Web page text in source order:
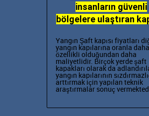
insanların güvenli
bölgelere ulaştıran
Yangın Şaft kapısı fiyatları
yangın kapılarına oranla daha
özellikli olduğundan daha
maliyetlidir. Birçok yerde şaft
kapakları olarak da
yangın kapılarının
arttırmak için yapılan teknik
araştırmalar sonuç